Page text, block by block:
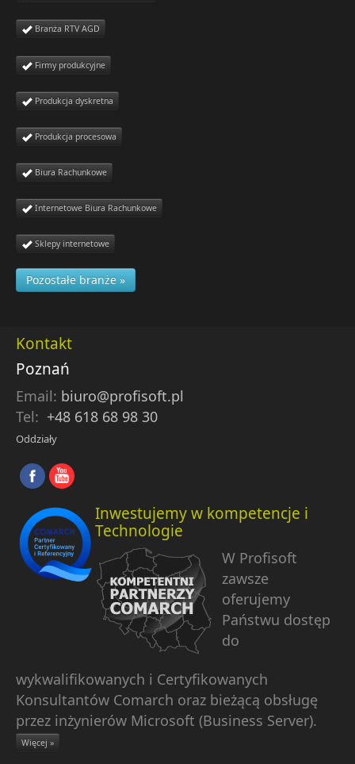
Branża RTV AGD
Firmy produkcyjne
Produkcja dyskretna
Produkcja procesowa
Biura Rachunkowe
Internetowe Biura Rachunkowe
Sklepy internetowe
Pozostałe branże »
Kontakt
Poznań
Email: biuro@profisoft.pl
Tel: +48 618 68 98 30
Oddziały
Inwestujemy w kompetencje i
Technologie
W Profisoft
zawsze
oferujemy
Państwu dostęp
do
wykwalifikowanych i Certyfikowanych
Konsultantów Comarch oraz bieżącą obsługę
przez inżynierów Microsoft (Business Server).
Więcej »